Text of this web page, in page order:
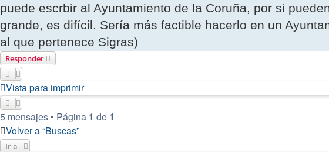
puede escrbir al Ayuntamiento de la Coruña, por si
grande, es difícil. Sería más factible hacerlo en un
al que pertenece Sigras)
Responder
Vista para imprimir
5 mensajes • Página 1 de 1
Volver a “Buscas”
Ir a